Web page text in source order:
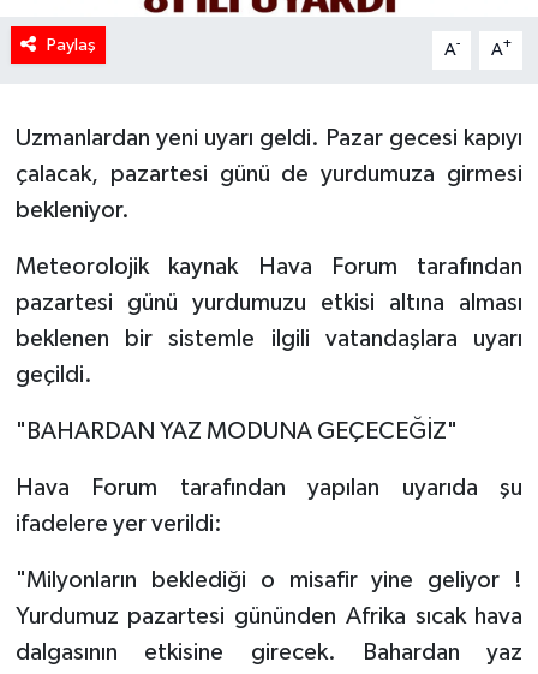
Paylaş A- A+
Uzmanlardan yeni uyarı geldi. Pazar gecesi kapıyı
çalacak, pazartesi günü de yurdumuza girmesi
bekleniyor.
Meteorolojik kaynak Hava Forum tarafından
pazartesi günü yurdumuzu etkisi altına alması
beklenen bir sistemle ilgili vatandaşlara uyarı
geçildi.
"BAHARDAN YAZ MODUNA GEÇECEĞİZ"
Hava Forum tarafından yapılan uyarıda şu
ifadelere yer verildi:
"Milyonların beklediği o misafir yine geliyor !
Yurdumuz pazartesi gününden Afrika sıcak hava
dalgasının etkisine girecek. Bahardan yaz
MAGAZİN
POLİTİKA
RESMİ İLANLAR
SAĞLIK
Tarihi Yapılarımız
Teknoloji
Yerel
İletişim